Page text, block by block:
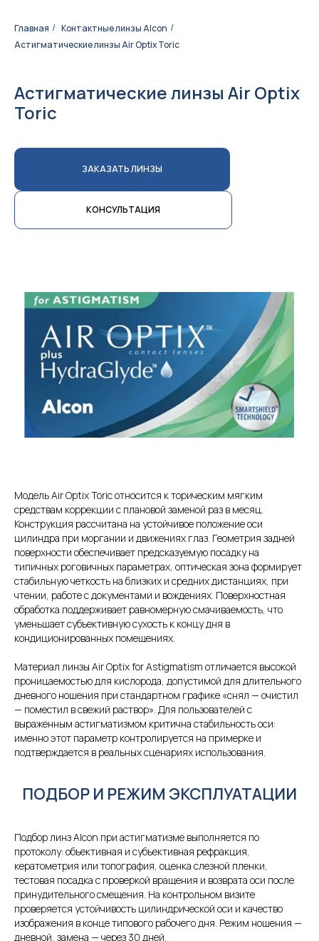
Главная / Контактные линзы Alcon /
Астигматические линзы Air Optix Toric
Астигматические линзы Air Optix
Toric
ЗАКАЗАТЬ ЛИНЗЫ
КОНСУЛЬТАЦИЯ
Модель Air Optix Toric относится к торическим мягким
средствам коррекции с плановой заменой раз в месяц.
Конструкция рассчитана на устойчивое положение оси
цилиндра при моргании и движениях глаз. Геометрия задней
поверхности обеспечивает предсказуемую посадку на
типичных роговичных параметрах, оптическая зона формирует
стабильную четкость на близких и средних дистанциях, при
чтении, работе с документами и вождениях. Поверхностная
обработка поддерживает равномерную смачиваемость, что
уменьшает субъективную сухость к концу дня в
кондиционированных помещениях.
Материал линзы Air Optix for Astigmatism отличается высокой
проницаемостью для кислорода, допустимой для длительного
дневного ношения при стандартном графике «снял — очистил
— поместил в свежий раствор». Для пользователей с
выраженным астигматизмом критична стабильность оси:
именно этот параметр контролируется на примерке и
подтверждается в реальных сценариях использования.
ПОДБОР И РЕЖИМ ЭКСПЛУАТАЦИИ
Подбор линз Alcon при астигматизме выполняется по
протоколу: объективная и субъективная рефракция,
кератометрия или топография, оценка слезной пленки,
тестовая посадка с проверкой вращения и возврата оси после
принудительного смещения. На контрольном визите
проверяется устойчивость цилиндрической оси и качество
изображения в конце типового рабочего дня. Режим ношения —
дневной, замена — через 30 дней.